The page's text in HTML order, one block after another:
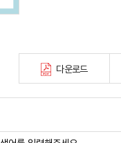
간)
다운로드